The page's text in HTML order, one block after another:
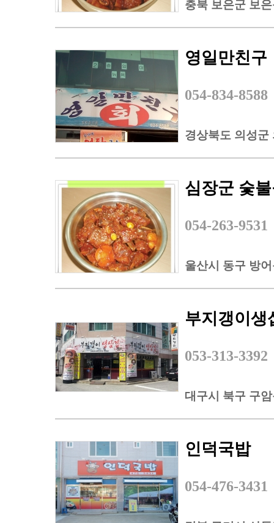
충북 보은군 보
영일만친구
054-834-8588
경상북도 의성군
심장군 숯
054-263-9531
울산시 동구 방
부지갱이생
053-313-3392
대구시 북구 구
인덕국밥
054-476-3431